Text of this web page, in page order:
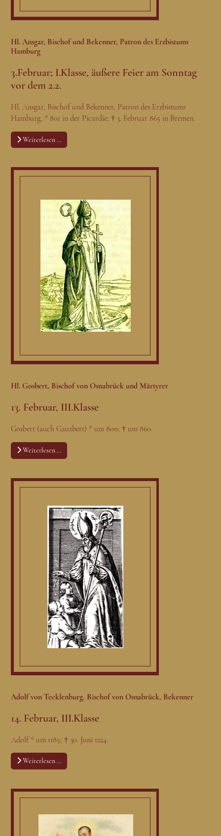
Hl. Ansgar, Bischof und Bekenner, Patron des Erzbistums
Hamburg
3.Februar; I.Klasse, äußere Feier am Sonntag
vor dem 2.2.
Hl. Ansgar, Bischof und Bekenner, Patron des Erzbistums
Hamburg, * 801 in der Picardie; † 3. Februar 865 in Bremen.
Weiterlesen …
Hl. Gosbert, Bischof von Osnabrück und Märtyrer
13. Februar, III.Klasse
Gosbert (auch Gauzbert) * um 800; † um 860.
Weiterlesen …
Adolf von Tecklenburg, Bischof von Osnabrück, Bekenner
14. Februar, III.Klasse
Adolf * um 1185; † 30. Juni 1224.
Weiterlesen …